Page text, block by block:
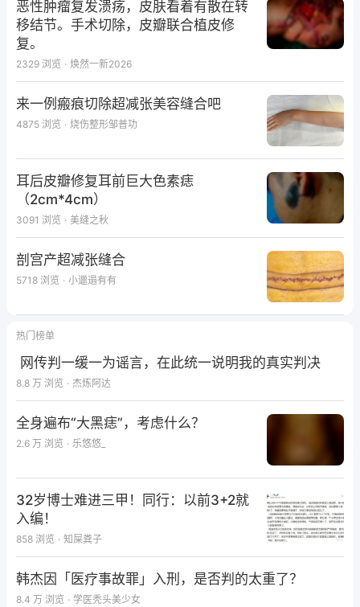
显，患者满意。
恶性肿瘤复发溃疡，皮肤看着有散在转
移结节。手术切除，皮瓣联合植皮修
复。
2329 浏览 · 焕然一新2026
来一例瘢痕切除超减张美容缝合吧
4875 浏览 · 烧伤整形邹普功
耳后皮瓣修复耳前巨大色素痣
（2cm*4cm）
3091 浏览 · 美缝之秋
剖宫产超减张缝合
5718 浏览 · 小邋遢有有
热门榜单
网传判一缓一为谣言，在此统一说明我的真实判决
8.8 万 浏览 · 杰炼阿达
全身遍布“大黑痣”，考虑什么？
2.6 万 浏览 · 乐悠悠_
32岁博士难进三甲！同行：以前3+2就
入编！
858 浏览 · 知屎粪子
韩杰因「医疗事故罪」入刑，是否判的太重了？
8.4 万 浏览 · 学医秃头美少女